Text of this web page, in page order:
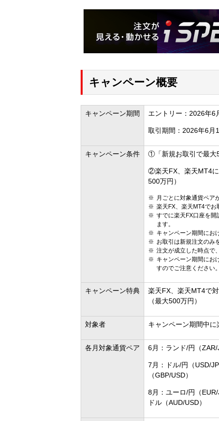
キャンペーン概要
キャンペーン期間 エントリー：2026年6
取引期間：2026年6月
キャンペーン条件 ①「新規お取引で最大
②楽天FX、楽天MT4
500万円）
月ごとに対象通貨ペア
楽天FX、楽天MT4で
すでに楽天FX口座を
ます。
キャンペーン期間にお
お取引は新規注文のみ
注文が成立した時点で
キャンペーン期間にお
すのでご注意ください
キャンペーン特典
楽天FX、楽天MT4で
（最大500万円）
対象者 キャンペーン期間中
各月対象通貨ペア 6月：ランド/円（
7月：ドル/円（USD/
（GBP/USD）
8月：ユーロ/円（
ドル（AUD/USD）